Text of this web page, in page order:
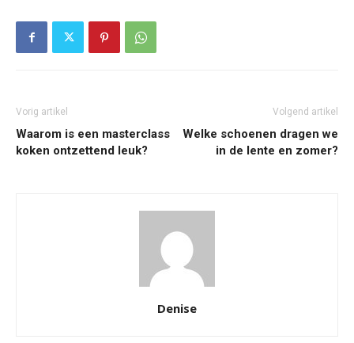
Vorig artikel
Waarom is een masterclass
koken ontzettend leuk?
Volgend artikel
Welke schoenen dragen we
in de lente en zomer?
Denise